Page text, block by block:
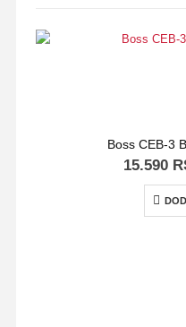
Boss CEB-3
15.590